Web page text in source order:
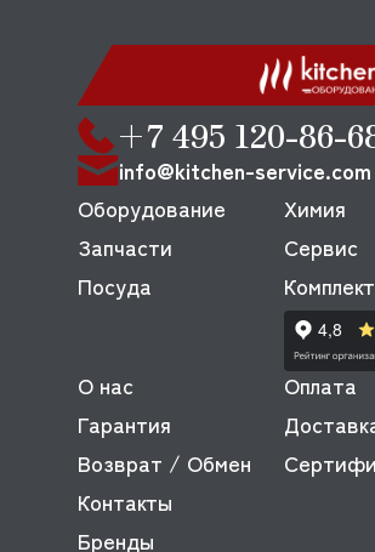
+7 495 120-86-
info@kitchen-service.com
Оборудование
Запчасти
Посуда
Химия
Сервис
О нас
Оплата
Гарантия
Возврат / Обмен
Контакты
Бренды